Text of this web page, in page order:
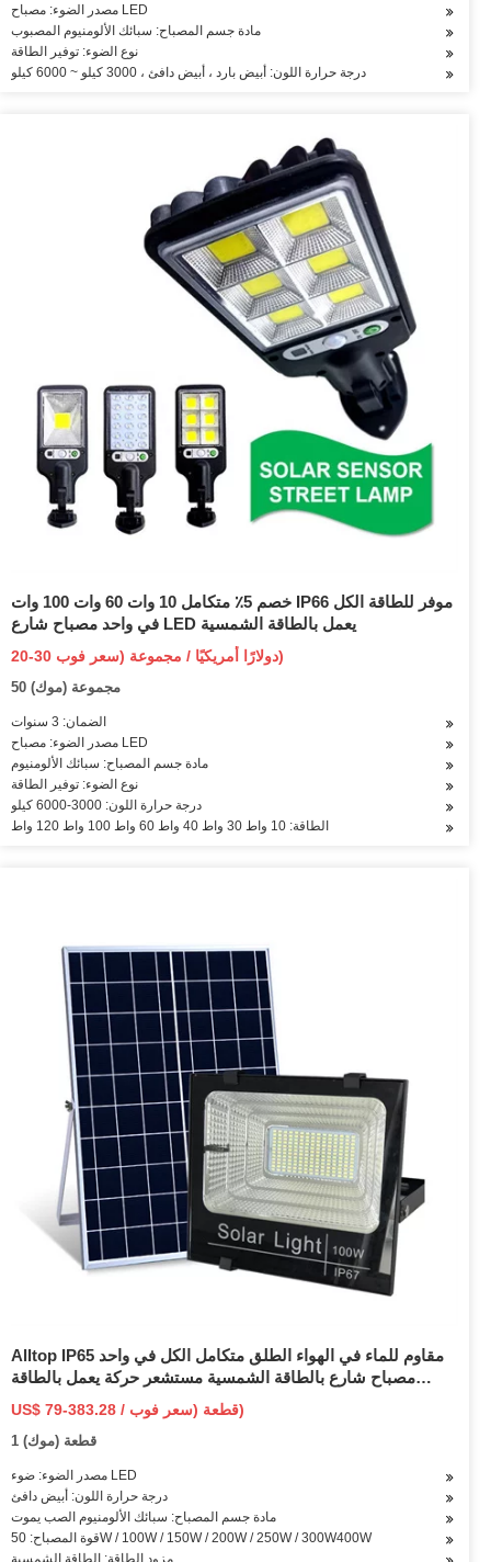
مصدر الضوء: مصباح LED
مادة جسم المصباح: سبائك الألومنيوم المصبوب
نوع الضوء: توفير الطاقة
درجة حرارة اللون: أبيض بارد ، أبيض دافئ ، 3000 كيلو ~ 6000 كيلو
خصم 5٪ متكامل 10 وات 60 وات 100 وات IP66 موفر للطاقة الكل
في واحد مصباح شارع LED يعمل بالطاقة الشمسية
20-30 دولارًا أمريكيًا / مجموعة (سعر فوب)
50 مجموعة (موك)
الضمان: 3 سنوات
مصدر الضوء: مصباح LED
مادة جسم المصباح: سبائك الألومنيوم
نوع الضوء: توفير الطاقة
درجة حرارة اللون: 3000-6000 كيلو
الطاقة: 10 واط 30 واط 40 واط 60 واط 100 واط 120 واط
Alltop IP65 مقاوم للماء في الهواء الطلق متكامل الكل في واحد
مصباح شارع بالطاقة الشمسية مستشعر حركة يعمل بالطاقة
الشمسية مصباح جداري للحدائق يعمل بالتحكم عن بعد
US$ 79-383.28 / قطعة (سعر فوب)
1 قطعة (موك)
مصدر الضوء: ضوء LED
درجة حرارة اللون: أبيض دافئ
مادة جسم المصباح: سبائك الألومنيوم الصب يموت
قوة المصباح: 50W / 100W / 150W / 200W / 250W / 300W400W
مزود الطاقة: الطاقة الشمسية